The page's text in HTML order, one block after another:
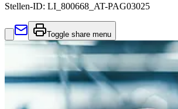
Stellen-ID: LI_800668_AT-PAG03025
Toggle share menu